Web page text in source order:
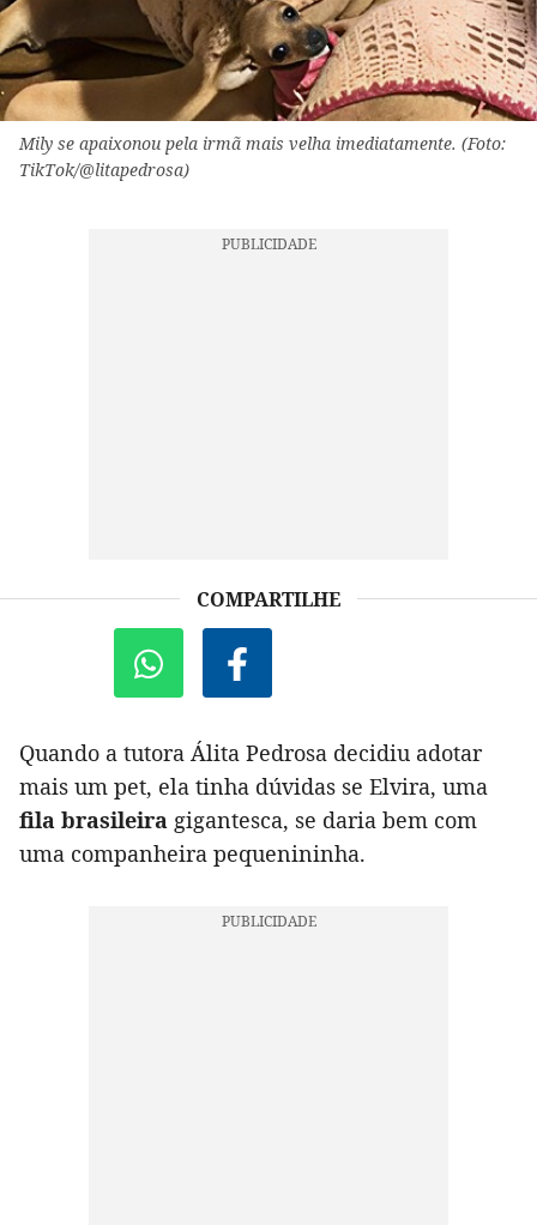
Mily se apaixonou pela irmã mais velha imediatamente. (Foto:
TikTok/@litapedrosa)
COMPARTILHE
Quando a tutora Álita Pedrosa decidiu adotar
mais um pet, ela tinha dúvidas se Elvira, uma
fila brasileira gigantesca, se daria bem com
uma companheira pequenininha.